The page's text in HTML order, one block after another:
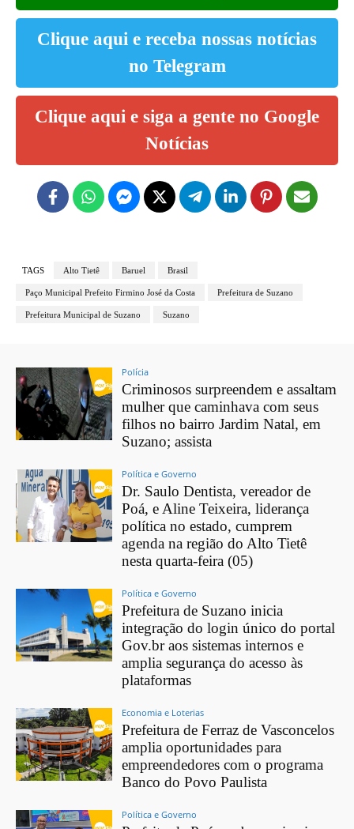
Clique aqui e receba nossas notícias
no Telegram
Clique aqui e siga a gente no Google
Notícias
TAGS Alto Tietê Baruel Brasil
Paço Municipal Prefeito Firmino José da Costa Prefeitura de Suzano
Prefeitura Municipal de Suzano Suzano
Polícia
Criminosos surpreendem e assaltam
mulher que caminhava com seus
filhos no bairro Jardim Natal, em
Suzano; assista
Política e Governo
Dr. Saulo Dentista, vereador de
Poá, e Aline Teixeira, liderança
política no estado, cumprem
agenda na região do Alto Tietê
nesta quarta-feira (05)
Política e Governo
Prefeitura de Suzano inicia
integração do login único do portal
Gov.br aos sistemas internos e
amplia segurança do acesso às
plataformas
Economia e Loterias
Prefeitura de Ferraz de Vasconcelos
amplia oportunidades para
empreendedores com o programa
Banco do Povo Paulista
Política e Governo